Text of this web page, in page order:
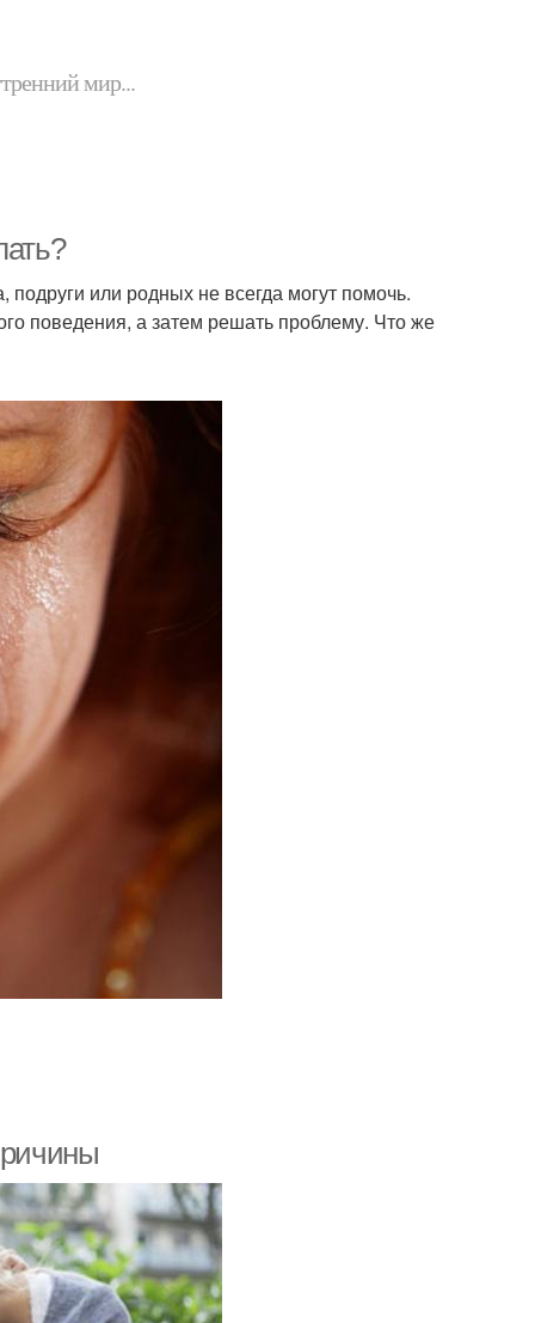
мир...
или родных не всегда могут помочь.
поведения, а затем решать проблему. Что же